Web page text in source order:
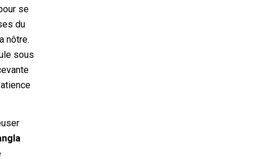
se
du
nôtre.
sous